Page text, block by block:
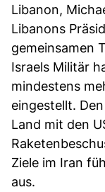
Libanon,
Libanons
gemeinsamen
Israels Militär
mindestens
eingestellt.
Land mit den
Ziele im Iran
aus.